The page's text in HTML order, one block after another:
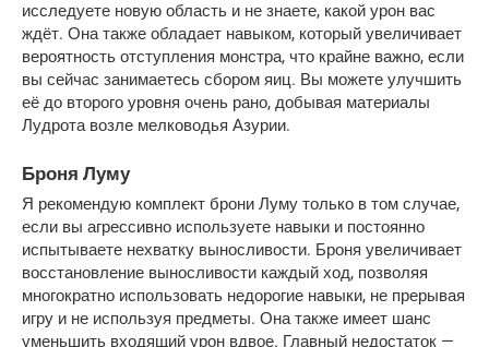
исследуете новую область и не знаете, какой урон вас
ждёт. Она также обладает навыком, который увеличивает
вероятность отступления монстра, что крайне важно, если
вы сейчас занимаетесь сбором яиц. Вы можете улучшить
её до второго уровня очень рано, добывая материалы
Лудрота возле мелководья Азурии.
Броня Луму
Я рекомендую комплект брони Луму только в том случае,
если вы агрессивно используете навыки и постоянно
испытываете нехватку выносливости. Броня увеличивает
восстановление выносливости каждый ход, позволяя
многократно использовать недорогие навыки, не прерывая
игру и не используя предметы. Она также имеет шанс
уменьшить входящий урон вдвое. Главный недостаток —